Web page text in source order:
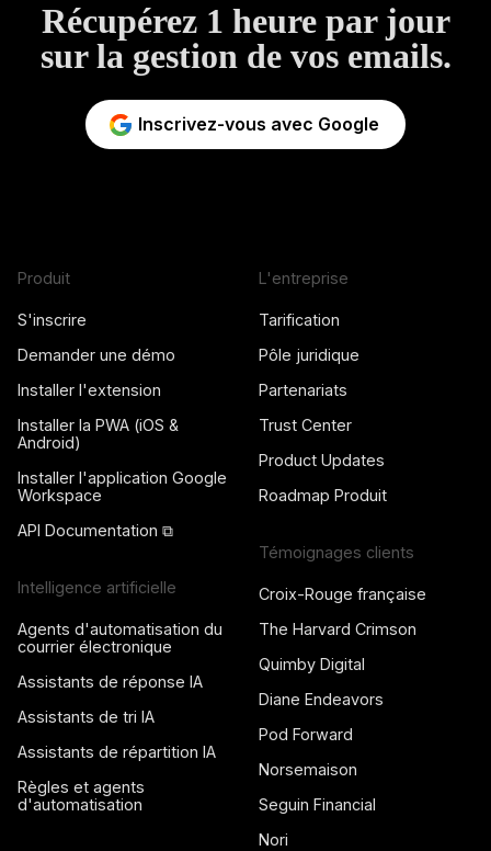
Récupérez 1 heure par jour
sur la gestion de vos emails.
Inscrivez-vous avec Google
Produit
S'inscrire
Demander une démo
Installer l'extension
Installer la PWA (iOS &
Android)
Installer l'application Google
Workspace
API Documentation ⧉
Intelligence artificielle
Agents d'automatisation du
courrier électronique
Assistants de réponse IA
Assistants de tri IA
Assistants de répartition IA
Règles et agents
d'automatisation
L'entreprise
Tarification
Pôle juridique
Partenariats
Trust Center
Product Updates
Roadmap Produit
Témoignages clients
Croix-Rouge française
The Harvard Crimson
Quimby Digital
Diane Endeavors
Pod Forward
Norsemaison
Seguin Financial
Nori